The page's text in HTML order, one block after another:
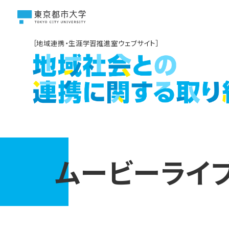
［地域連携・生涯学習推進室ウェブサイト］
ムービーライ